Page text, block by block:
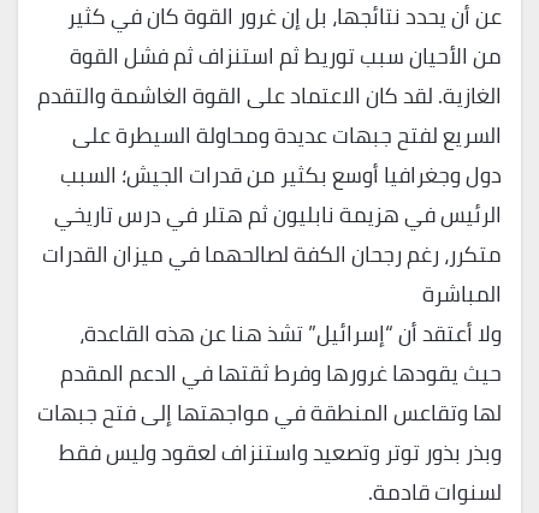
عن أن يحدد نتائجها، بل إن غرور القوة كان في كثير
من الأحيان سبب توريط ثم استنزاف ثم فشل القوة
الغازية. لقد كان الاعتماد على القوة الغاشمة والتقدم
السريع لفتح جبهات عديدة ومحاولة السيطرة على
دول وجغرافيا أوسع بكثير من قدرات الجيش؛ السبب
الرئيس في هزيمة نابليون ثم هتلر في درس تاريخي
متكرر، رغم رجحان الكفة لصالحهما في ميزان القدرات
المباشرة
ولا أعتقد أن “إسرائيل” تشذ هنا عن هذه القاعدة،
حيث يقودها غرورها وفرط ثقتها في الدعم المقدم
لها وتقاعس المنطقة في مواجهتها إلى فتح جبهات
وبذر بذور توتر وتصعيد واستنزاف لعقود وليس فقط
لسنوات قادمة.